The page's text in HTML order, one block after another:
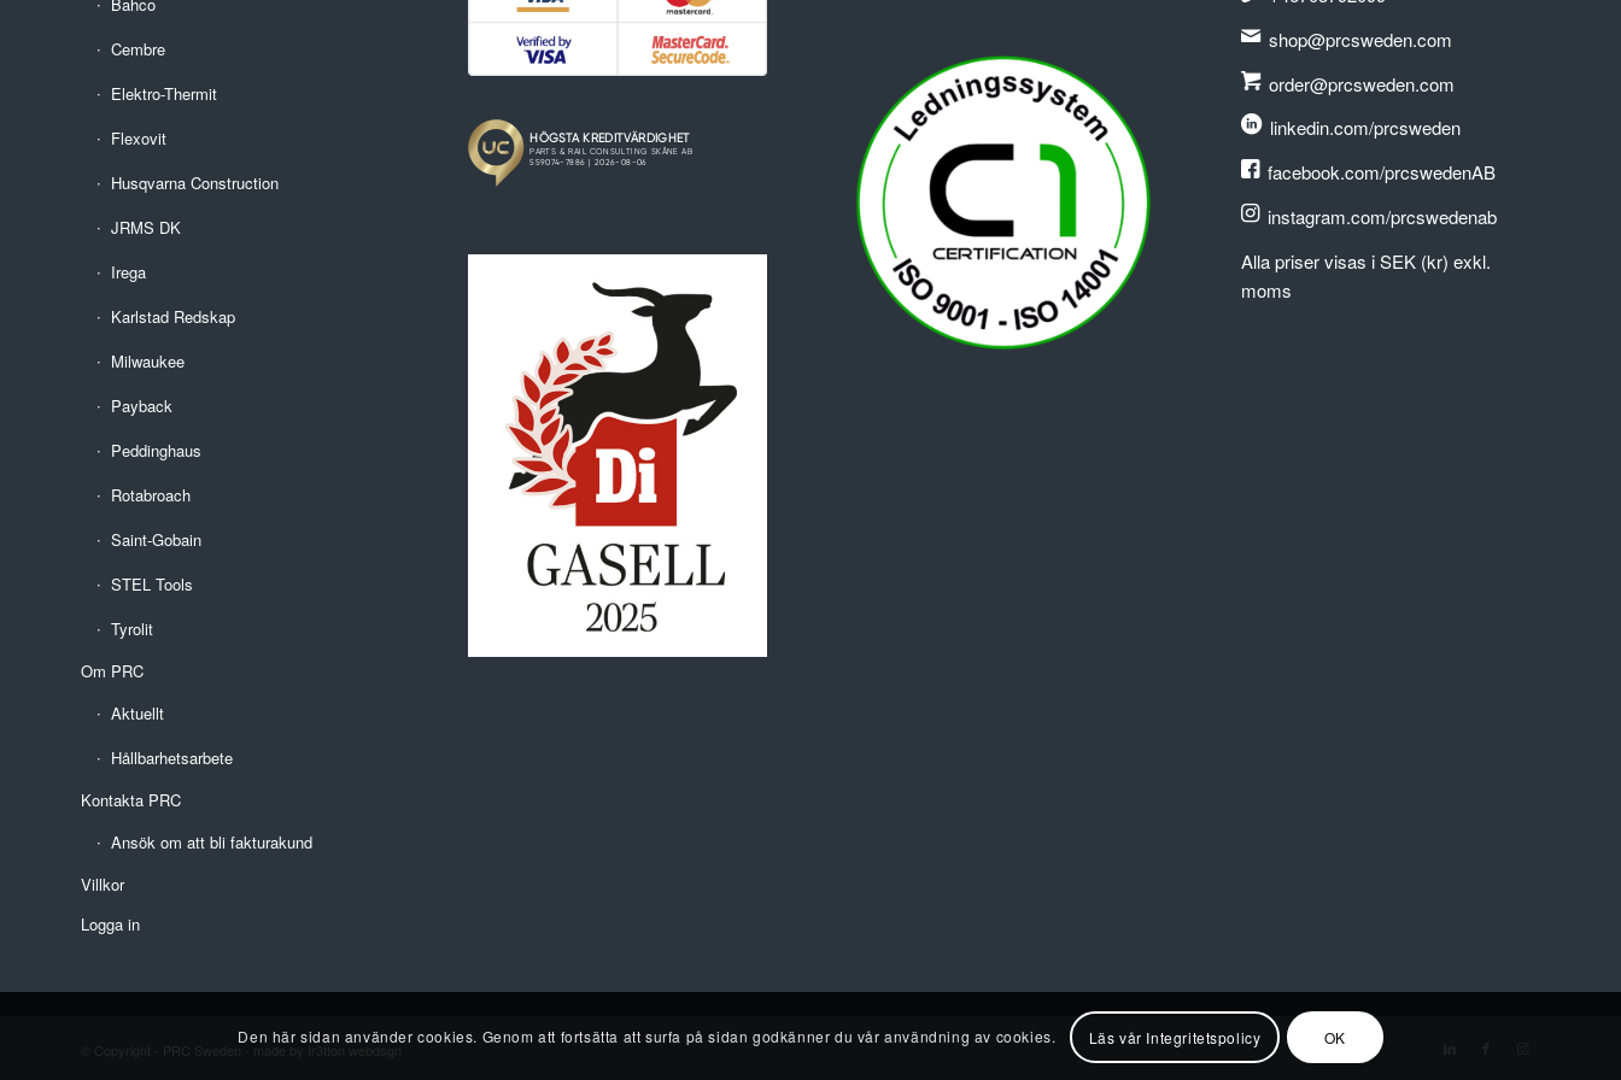
Cembre
Elektro-Thermit
Flexovit
Husqvarna Construction
JRMS DK
Irega
Karlstad Redskap
Milwaukee
Payback
Peddinghaus
Rotabroach
Saint-Gobain
STEL Tools
Tyrolit
Om PRC
Aktuellt
Hållbarhetsarbete
Kontakta PRC
Ansök om att bli fakturakund
Villkor
Logga in
shop@prcsweden.com
order@prcsweden.com
linkedin.com/prcsweden
facebook.com/prcswedenAB
instagram.com/prcswedenab
Alla priser visas i SEK (kr) exkl.
moms
© Copyright - PRC Sweden made by tr3tton webdsgn
Den här sidan använder cookies. Genom att fortsätta att surfa på sidan godkänner du vår användning av cookies. Läs vår Integritetspolicy OK